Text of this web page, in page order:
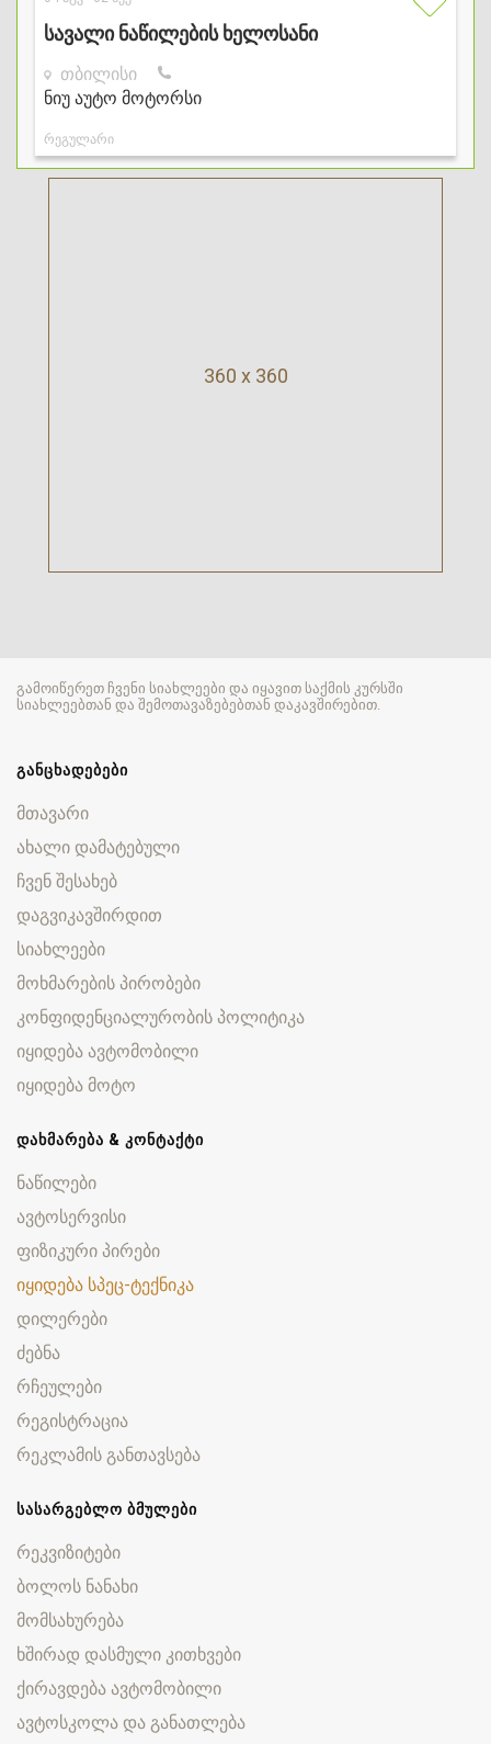
360 x 360
გამოიწერეთ ჩვენი სიახლეები და იყავით საქმის კურსში
სიახლეებთან და შემოთავაზებებთან დაკავშირებით.
ᲒᲐᲜᲪᲮᲐᲓᲔᲑᲔᲑᲘ
მთავარი
ახალი დამატებული
ჩვენ შესახებ
დაგვიკავშირდით
სიახლეები
მოხმარების პირობები
კონფიდენციალურობის პოლიტიკა
იყიდება ავტომობილი
იყიდება მოტო
ᲓᲐᲮᲛᲐᲠᲔᲑᲐ & ᲙᲝᲜᲢᲐᲥᲢᲘ
ნაწილები
ავტოსერვისი
ფიზიკური პირები
იყიდება სპეც-ტექნიკა
დილერები
ძებნა
რჩეულები
რეგისტრაცია
რეკლამის განთავსება
ᲡᲐᲡᲐᲠᲒᲔᲑᲚᲝ ᲑᲛᲣᲚᲔᲑᲘ
რეკვიზიტები
ბოლოს ნანახი
მომსახურება
ხშირად დასმული კითხვები
ქირავდება ავტომობილი
ავტოსკოლა და განათლება